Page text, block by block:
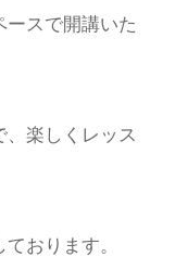
スで開講いた
楽しくレッス
おります。